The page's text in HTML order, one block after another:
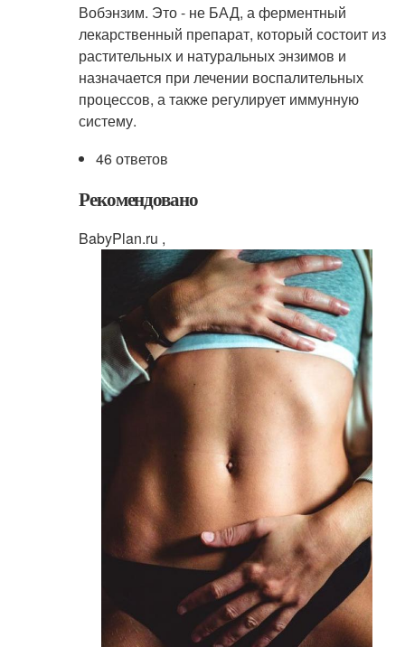
Вобэнзим. Это - не БАД, а ферментный
лекарственный препарат, который состоит из
растительных и натуральных энзимов и
назначается при лечении воспалительных
процессов, а также регулирует иммунную
систему.
46 ответов
Рекомендовано
BabyPlan.ru ,